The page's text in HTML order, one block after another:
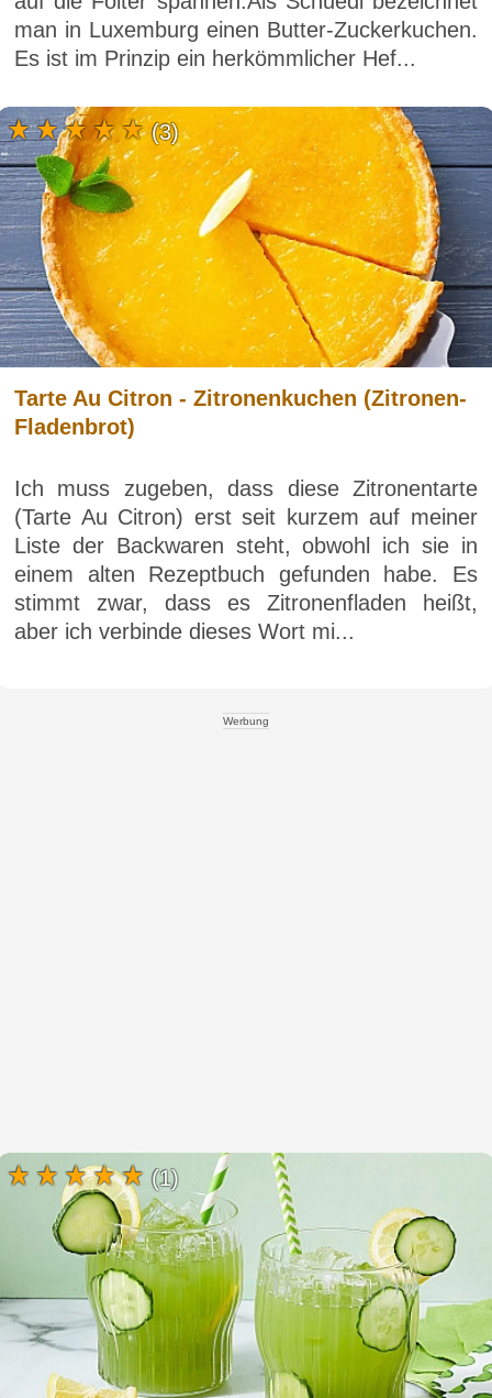
man in Luxemburg einen Butter-Zuckerkuchen.
Es ist im Prinzip ein herkömmlicher Hef...
Tarte Au Citron - Zitronenkuchen (Zitronen-
Fladenbrot)
Ich muss zugeben, dass diese Zitronentarte
(Tarte Au Citron) erst seit kurzem auf meiner
Liste der Backwaren steht, obwohl ich sie in
einem alten Rezeptbuch gefunden habe. Es
stimmt zwar, dass es Zitronenfladen heißt,
aber ich verbinde dieses Wort mi...
(3)
Werbung
(1)